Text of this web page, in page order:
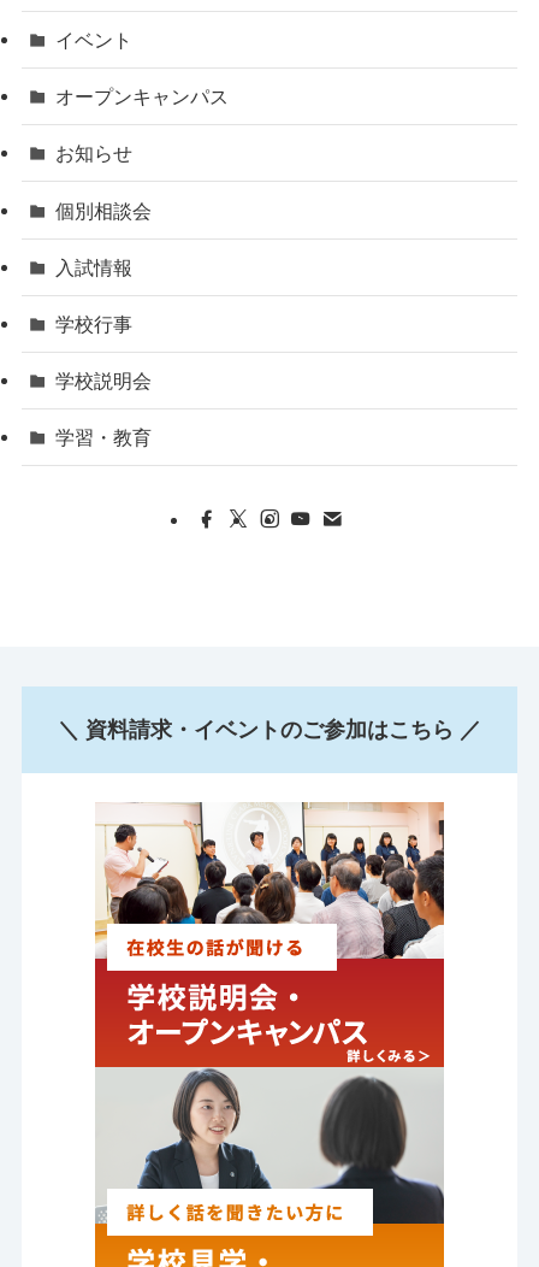
イベント
オープンキャンパス
お知らせ
個別相談会
入試情報
学校行事
学校説明会
学習・教育
＼ 資料請求・イベントのご参加はこちら ／